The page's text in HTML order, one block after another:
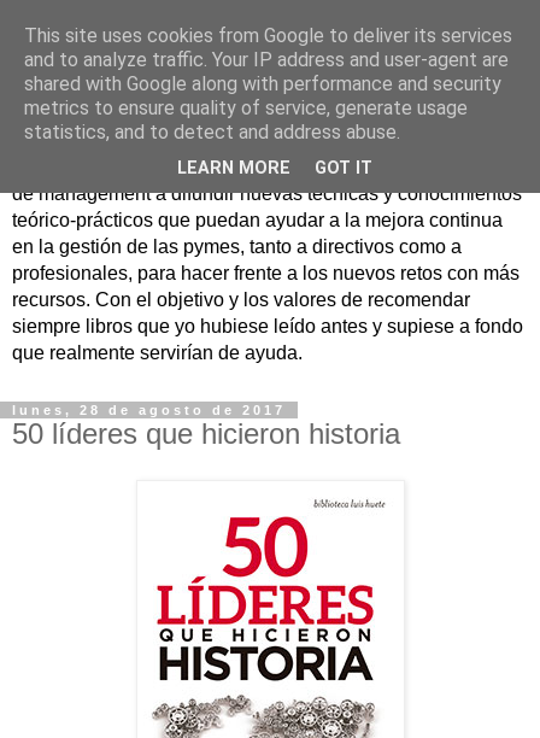
Nuevo Viernes - Nuevo
Libro
Nace con la misión de ayudar mediante la lectura de libros
de management a difundir nuevas técnicas y conocimientos
teórico-prácticos que puedan ayudar a la mejora continua
en la gestión de las pymes, tanto a directivos como a
profesionales, para hacer frente a los nuevos retos con más
recursos. Con el objetivo y los valores de recomendar
siempre libros que yo hubiese leído antes y supiese a fondo
que realmente servirían de ayuda.
lunes, 28 de agosto de 2017
50 líderes que hicieron historia
This site uses cookies from Google to deliver its services
and to analyze traffic. Your IP address and user-agent are
shared with Google along with performance and security
metrics to ensure quality of service, generate usage
statistics, and to detect and address abuse.
LEARN MORE GOT IT